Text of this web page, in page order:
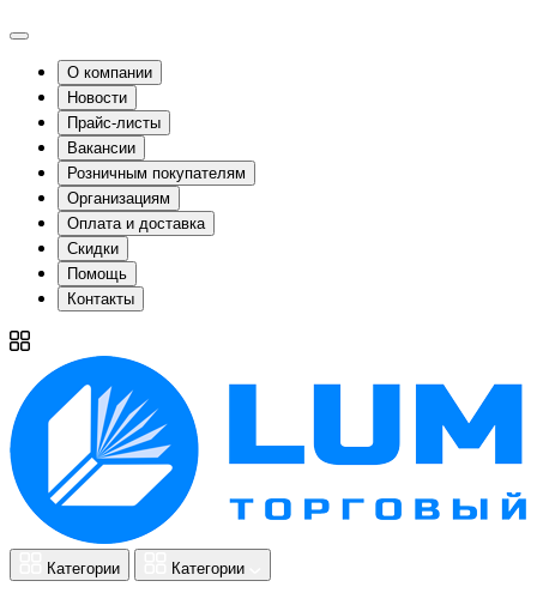
О компании
Новости
Прайс-листы
Вакансии
Розничным покупателям
Организациям
Оплата и доставка
Скидки
Помощь
Контакты
Категории Категории